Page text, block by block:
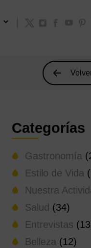
Categorías
Gastronomía
Estilo de Vida
Nuestra
Salud (34)
Entrevistas
Belleza (12)